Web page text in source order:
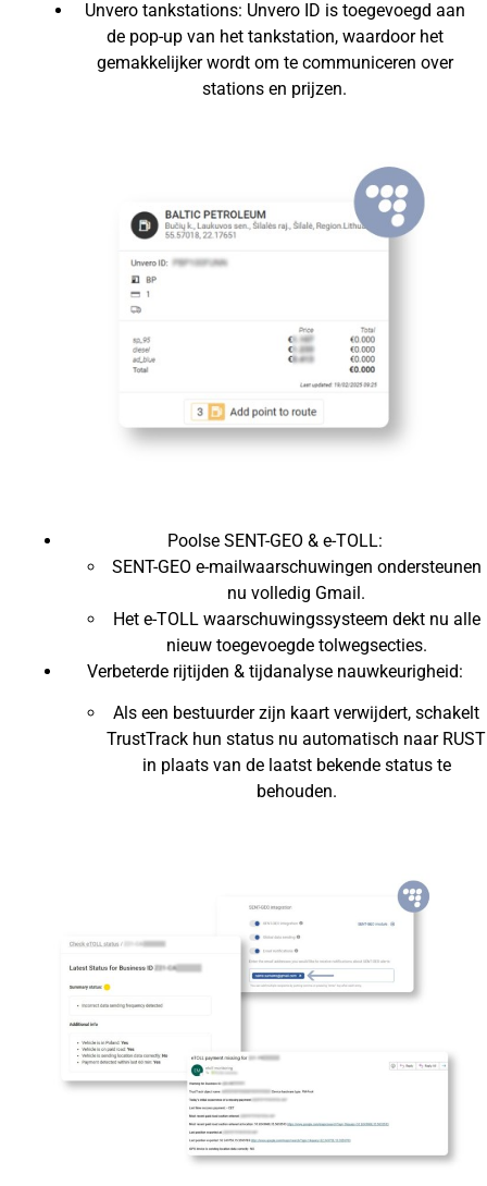
Unvero tankstations: Unvero ID is toegevoegd aan
de pop-up van het tankstation, waardoor het
gemakkelijker wordt om te communiceren over
stations en prijzen.
Poolse SENT-GEO & e-TOLL:
SENT-GEO e-mailwaarschuwingen ondersteunen
nu volledig Gmail.
Het e-TOLL waarschuwingssysteem dekt nu alle
nieuw toegevoegde tolwegsecties.
Verbeterde rijtijden & tijdanalyse nauwkeurigheid:
Als een bestuurder zijn kaart verwijdert, schakelt
TrustTrack hun status nu automatisch naar RUST
in plaats van de laatst bekende status te
behouden.